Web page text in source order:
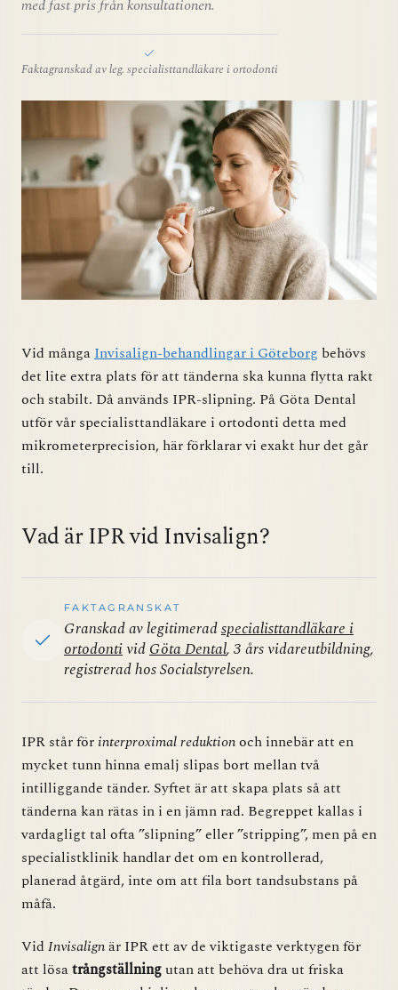
med fast pris från konsultationen.
Faktagranskad av leg. specialisttandläkare i ortodonti
Vid många Invisalign-behandlingar i Göteborg behövs
det lite extra plats för att tänderna ska kunna flytta rakt
och stabilt. Då används IPR-slipning. På Göta Dental
utför vår specialisttandläkare i ortodonti detta med
mikrometerprecision, här förklarar vi exakt hur det går
till.
Vad är IPR vid Invisalign?
FAKTAGRANSKAT
Granskad av legitimeradspecialisttandläkare i
ortodontividGöta Dental, 3 års vidareutbildning,
registrerad hos Socialstyrelsen.
IPR står för interproximal reduktionoch innebär att en
mycket tunn hinna emalj slipas bort mellan två
intilliggande tänder. Syftet är att skapa plats så att
tänderna kan rätas in i en jämn rad. Begreppet kallas i
vardagligt tal ofta ”slipning” eller ”stripping”, men på en
specialistklinik handlar det om en kontrollerad,
planerad åtgärd, inte om att fila bort tandsubstans på
måfå.
Vid Invisalignär IPR ett av de viktigaste verktygen för
att lösatrångställningutan att behöva dra ut friska